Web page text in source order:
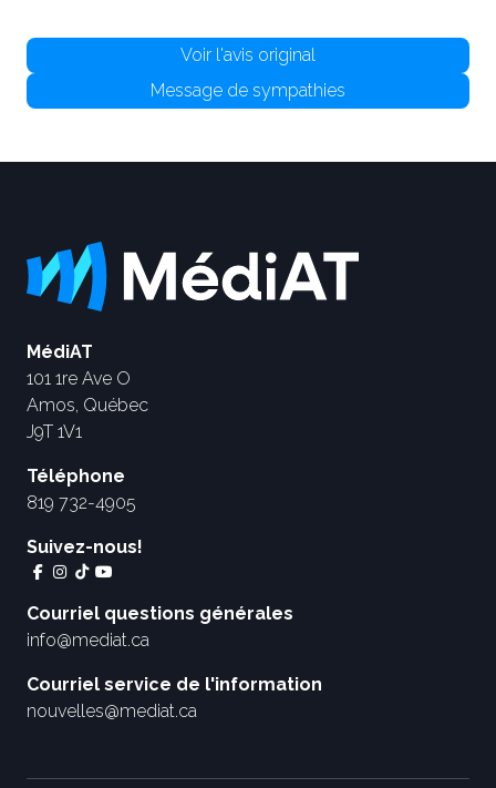
Voir l'avis original
Message de sympathies
MédiAT
101 1re Ave O
Amos, Québec
J9T 1V1
Téléphone
819 732-4905
Suivez-nous!
Courriel questions générales
info@mediat.ca
Courriel service de l'information
nouvelles@mediat.ca